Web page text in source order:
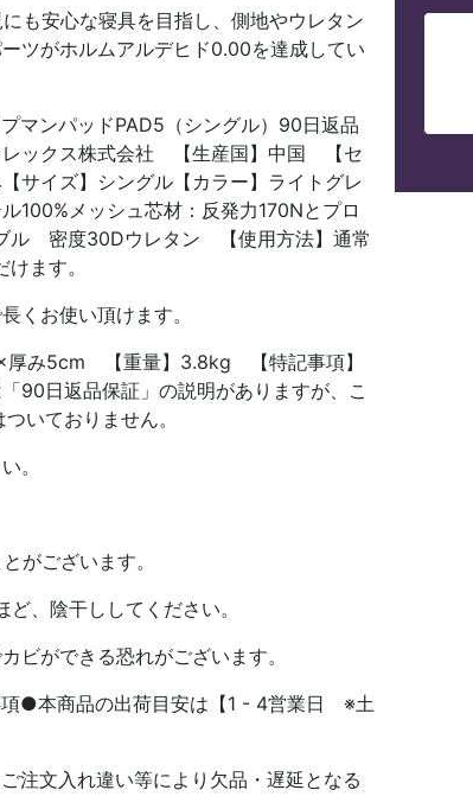
も安心な寝具を目指し、側地やウレタン
ツがホルムアルデヒド0.00を達成してい
マンパッドPAD5（シングル）90日返品
レックス株式会社 【生産国】中国 【セ
サイズ】シングル【カラー】ライトグレ
100%メッシュ芯材：反発力170Nとプロ
ル 密度30Dウレタン 【使用方法】通常
ます。
くお使い頂けます。
み5cm 【重量】3.8kg 【特記事項】
90日返品保証」の説明がありますが、こ
いておりません。
。
がございます。
、陰干ししてください。
ビができる恐れがございます。
●本商品の出荷目安は【1 - 4営業日 ※土
注文入れ違い等により欠品・遅延となる